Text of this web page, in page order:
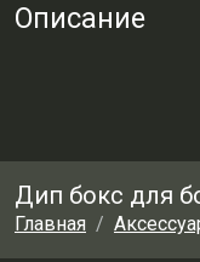
Описание
Дип бокс для
Главная